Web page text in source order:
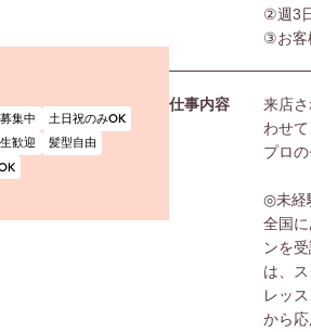
集中
土日祝のみOK
歓迎
髪型自由
②週3
③お客
仕事内容
来店
わせ
プロ
◎未経
全国
ンを
は、
レッ
から